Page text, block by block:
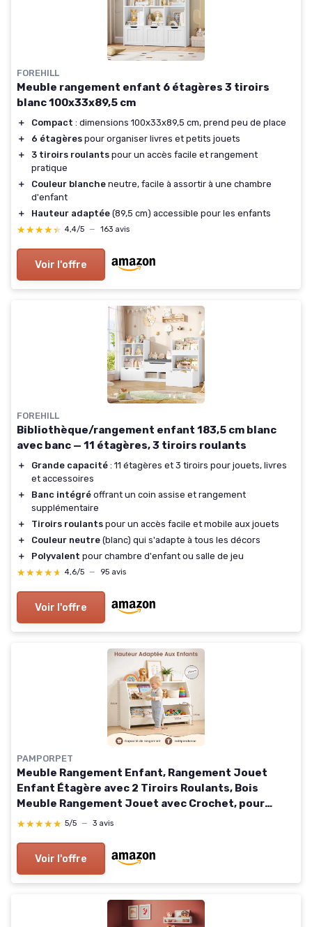
FOREHILL
Meuble rangement enfant 6 étagères 3 tiroirs
blanc 100x33x89,5 cm
＋ Compact : dimensions 100x33x89,5 cm, prend peu de place
＋
6 étagères pour organiser livres et petits jouets
＋
3 tiroirs roulants pour un accès facile et rangement
pratique
＋
Couleur blanche neutre, facile à assortir à une chambre
d'enfant
＋
Hauteur adaptée (89,5 cm) accessible pour les enfants
★★★★★
★★★★★ 4,4/5 — 163 avis
Voir l'offre
FOREHILL
Bibliothèque/rangement enfant 183,5 cm blanc
avec banc — 11 étagères, 3 tiroirs roulants
＋ Grande capacité : 11 étagères et 3 tiroirs pour jouets, livres
et accessoires
＋
Banc intégré offrant un coin assise et rangement
supplémentaire
＋
Tiroirs roulants pour un accès facile et mobile aux jouets
＋
Couleur neutre (blanc) qui s'adapte à tous les décors
＋
Polyvalent pour chambre d'enfant ou salle de jeu
★★★★★
★★★★★ 4,6/5 — 95 avis
Voir l'offre
PAMPORPET
Meuble Rangement Enfant, Rangement Jouet
Enfant Étagère avec 2 Tiroirs Roulants, Bois
Meuble Rangement Jouet avec Crochet, pour
Chambre Enfant/Salle de Jeu -Blanc 91x30 x60 cm
★★★★★
★★★★★ 5/5 — 3 avis
Voir l'offre